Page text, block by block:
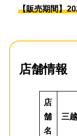
【販売期間】
店舗情報
店
舗
名
三